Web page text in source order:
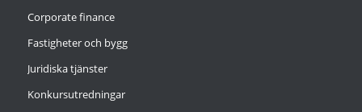
Corporate finance
Fastigheter och bygg
Juridiska tjänster
Konkursutredningar